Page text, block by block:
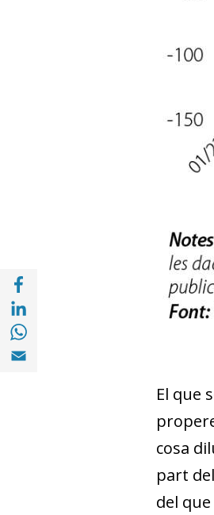
Compartir a Facebook
Compartir a with
Compartir a with
El que
cosa
part
del